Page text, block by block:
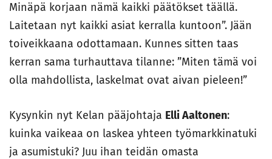
Minäpä korjaan nämä kaikki päätökset täällä.
Laitetaan nyt kaikki asiat kerralla kuntoon”. Jään
toiveikkaana odottamaan. Kunnes sitten taas
kerran sama turhauttava tilanne: ”Miten tämä voi
olla mahdollista, laskelmat ovat aivan pieleen!”
Kysynkin nyt Kelan pääjohtaja Elli Aaltonen:
kuinka vaikeaa on laskea yhteen työmarkkinatuki
ja asumistuki? Juu ihan teidän omasta